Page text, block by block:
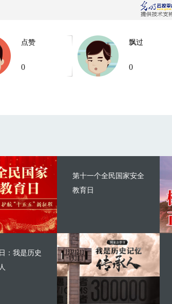
点赞
0
飘过
0
第十一个全民国家安全
教育日
：我是历史